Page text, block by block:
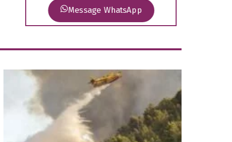
Message WhatsApp